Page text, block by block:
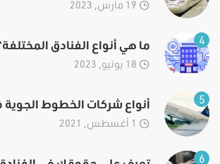
4 ما هي أنواع الفنادق
5 أنواع شركات الخطوط
6